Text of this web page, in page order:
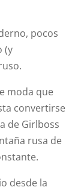
pocos
(y
moda que
convertirse
de Girlboss
rusa de
desde la